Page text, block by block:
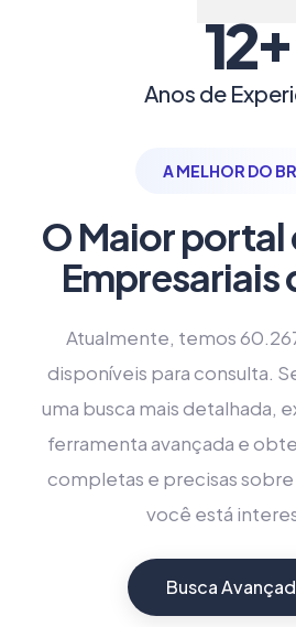
12+
Anos de
A MELHOR DO
O Maior portal
Empresariais
Atualmente, temos
disponíveis para consulta.
uma busca mais detalhada,
ferramenta avançada e
completas e precisas sobre
você está
Busca